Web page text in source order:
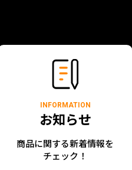
INFORMATION
お知らせ
商品に関する新着情報を
チェック！